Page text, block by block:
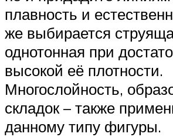
плавность и
же выбирается
однотонная при
высокой её плотности.
Многослойность,
складок – также
данному типу фигуры.